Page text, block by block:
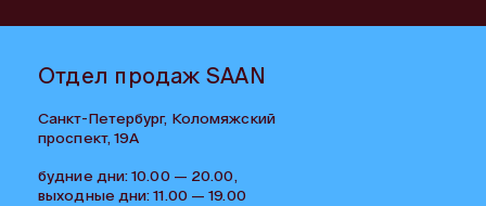
Отдел продаж SAAN
Санкт-Петербург, Коломяжский
проспект, 19А
будние дни: 10.00 — 20.00,
выходные дни: 11.00 — 19.00